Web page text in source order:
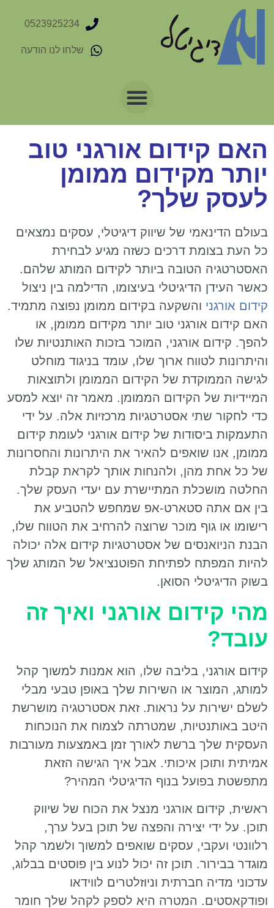
0523925234
שלחו לנו הודעה
האם קידום אורגני טוב
יותר מקידום ממומן
לעסק שלך?
בעולם הדינאמי של שיווק דיגיטלי, עסקים נמצאים
כל העת בצומת דרכים כשזה מגיע לבחירת
האסטרטגיה הטובה ביותר לקידום המותג שלהם.
כאשר העידן הדיגיטלי בעיצומו, הדילמה בין ניצול
קידום אורגני והשקעה בקידום ממומן נפוצה מתמיד.
האם קידום אורגני טוב יותר מקידום ממומן, או
להפך. קידום אורגני, המוכר בזכות האותנטיות שלו
והיתרונות לטווח ארוך שלו, עומד בניגוד מוחלט
לגישה הממוקדת של הקידום הממומן ולתוצאות
המיידיות של הקידום הממומן. מאמר זה יוצא למסע
כדי לחקור שתי אסטרטגיות מרכזיות אלה. על ידי
התעמקות ביסודות של קידום אורגני לעומת קידום
ממומן, אנו שואפים להאיר את היתרונות והחסרונות
של כל אחת מהן, ולהנחות אותך לקראת קבלת
החלטה מושכלת המתיישרת עם יעדי העסק שלך.
בין אם אתה סטארט-אפ שמחפש להטביע את
רישומו או גוף מוכר שרוצה להרחיב את הטווח שלו,
הבנת הניואנסים של אסטרטגיות קידום אלה יכולה
להיות המפתח לפתיחת הפוטנציאל של המותג שלך
בשוק הדיגיטלי הסואן.
מהי קידום אורגני ואיך זה
עובד?
קידום אורגני, בליבה שלו, הוא אמנות למשוך קהל
למותג, המוצר או השירות שלך באופן טבעי מבלי
לשלם ישירות על נראות. זאת אסטרטגיה מושרשת
היטב באותנטיות, שמטרתה לצמוח את הנוכחות
העסקית שלך ברשת לאורך זמן באמצעות מעורבות
אמיתית ותוכן איכותי. אבל איך הגישה הזאת
מתפשטת בפועל בנוף הדיגיטלי המהיר?
ראשית, קידום אורגני מנצל את הכוח של שיווק
תוכן. על ידי יצירה והפצה של תוכן בעל ערך,
רלוונטי ועקבי, עסקים שואפים למשוך ולשמר קהל
מוגדר בבירור. תוכן זה יכול לנוע בין פוסטים בבלוג,
עדכוני מדיה חברתית וניוזלטרים לווידאו
ופודקאסטים. המטרה היא לספק לקהל שלך חומר